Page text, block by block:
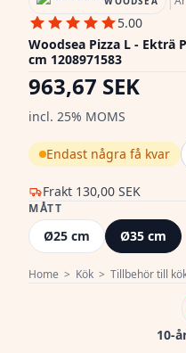
Home > Kök > Tillbehör till
5.00
Woodsea Pizza L - Ekträ
cm 1208971583
963,67 SEK
incl. 25% MOMS
Frakt 130,00 SEK
Endast några få kvar
MÅTT
Ø25 cm Ø35 cm
10-